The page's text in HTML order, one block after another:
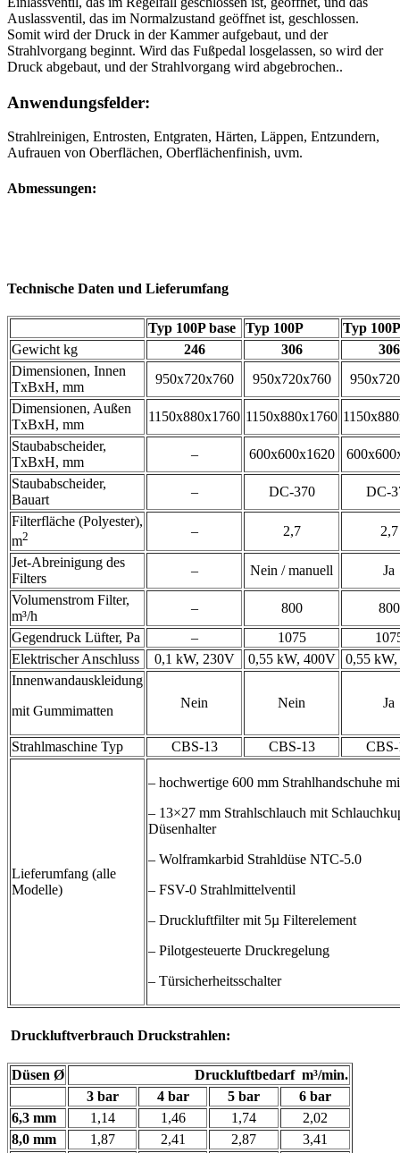
Auslassventil, das im Normalzustand geöffnet ist, geschlossen.
Somit wird der Druck in der Kammer aufgebaut, und der
Strahlvorgang beginnt. Wird das Fußpedal losgelassen, so wird der
Druck abgebaut, und der Strahlvorgang wird abgebrochen..
Anwendungsfelder:
Strahlreinigen, Entrosten, Entgraten, Härten, Läppen, Entzundern,
Aufrauen von Oberflächen, Oberflächenfinish, uvm.
Abmessungen:
Technische Daten und Lieferumfang
Typ 100P base Typ 100P
Typ
Gewicht kg
246 306
306
Dimensionen, Innen
TxBxH, mm
950x720x760 950x720x760
Dimensionen, Außen
TxBxH, mm
1150x880x1760 1150x880x1760
Staubabscheider,
TxBxH, mm
– 600x600x1620
Staubabscheider,
Bauart
– DC-370
DC-
Filterfläche (Polyester),
m2 – 2,7 2,7
Jet-Abreinigung des
Filters
– Nein / manuell
Ja
Volumenstrom Filter,
m³/h
– 800
800
Gegendruck Lüfter, Pa
– 1075
Elektrischer Anschluss
0,1 kW, 230V 0,55 kW, 400V
0,55
Innenwandauskleidung
mit Gummimatten
Nein Nein Ja
Strahlmaschine Typ CBS-13 CBS-13 CBS-
Lieferumfang (alle
Modelle)
– hochwertige 600 mm Strahlhandschuhe
– 13×27 mm Strahlschlauch mit
Düsenhalter
– Wolframkarbid Strahldüse NTC-5.0
– FSV-0 Strahlmittelventil
– Druckluftfilter mit 5µ Filterelement
– Pilotgesteuerte Druckregelung
– Türsicherheitsschalter
Druckluftverbrauch Druckstrahlen:
Düsen Ø
Druckluftbedarf m³/min.
3 bar
4 bar 5 bar
6 bar
6,3 mm
1,14 1,46 1,74
2,02
8,0 mm
1,87 2,41 2,87
3,41